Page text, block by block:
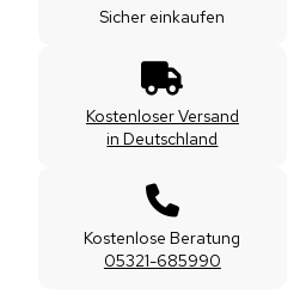
Sicher einkaufen
Kostenloser Versand
in Deutschland
Kostenlose Beratung
05321-685990